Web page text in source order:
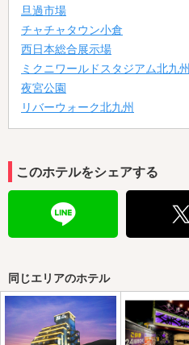
旦過市場
チャチャタウン小倉
西日本総合展示場
ミクニワールドスタジアム北九州
夜宮公園
リバーウォーク北九州
このホテルをシェアする
同じエリアのホテル